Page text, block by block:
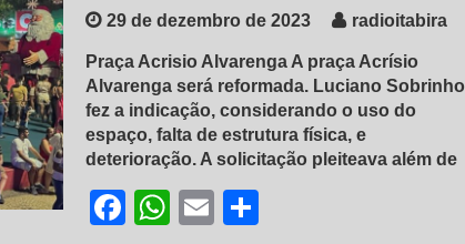
29 de dezembro de 2023 radioitabira
Praça Acrisio Alvarenga A praça Acrísio
Alvarenga será reformada. Luciano Sobrinho
fez a indicação, considerando o uso do
espaço, falta de estrutura física, e
deterioração. A solicitação pleiteava além de
Facebook
WhatsApp
Email